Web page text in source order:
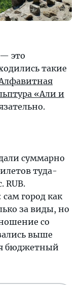
это
такие
«Али и
суммарно
туда-
RUB.
город как
за виды, но
со
выше
бюджетный